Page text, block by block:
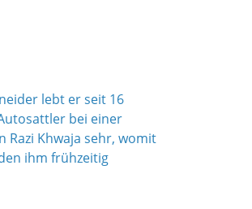
lebt er seit 16
bei einer
Razi Khwaja sehr, womit
ihm frühzeitig